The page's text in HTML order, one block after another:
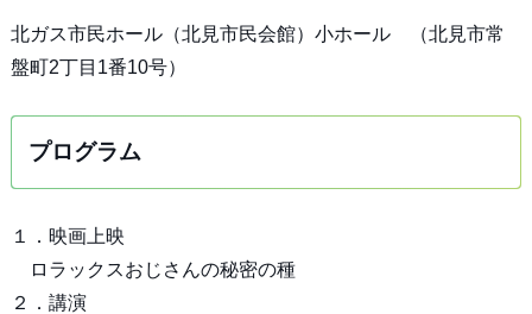
北ガス市民ホール（北見市民会館）小ホール （北見市常
盤町2丁目1番10号）
プログラム
１．映画上映
ロラックスおじさんの秘密の種
２．講演